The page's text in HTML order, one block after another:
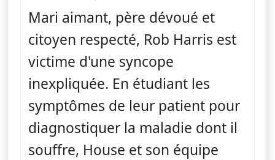
Mari aimant, père dévoué et
citoyen respecté, Rob Harris est
victime d'une syncope
inexpliquée. En étudiant les
symptômes de leur patient pour
diagnostiquer la maladie dont il
souffre, House et son équipe